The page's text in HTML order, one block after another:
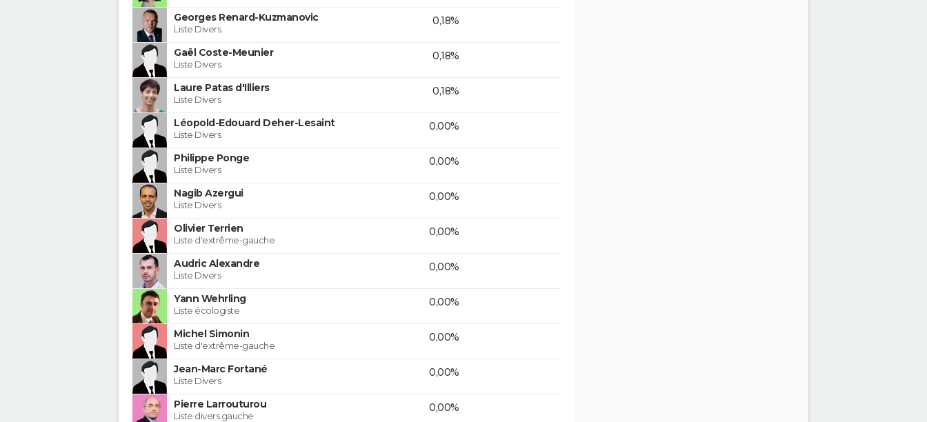
Georges Renard-Kuzmanovic
Liste Divers
0,18%
Gaël Coste-Meunier
Liste Divers
0,18%
Laure Patas d'Illiers
Liste Divers
0,18%
Léopold-Edouard Deher-Lesaint
Liste Divers
0,00%
Philippe Ponge
Liste Divers
0,00%
Nagib Azergui
Liste Divers
0,00%
Olivier Terrien
Liste d'extrême-gauche
0,00%
Audric Alexandre
Liste Divers
0,00%
Yann Wehrling
Liste écologiste
0,00%
Michel Simonin
Liste d'extrême-gauche
0,00%
Jean-Marc Fortané
Liste Divers
0,00%
Pierre Larrouturou
Liste divers gauche
0,00%